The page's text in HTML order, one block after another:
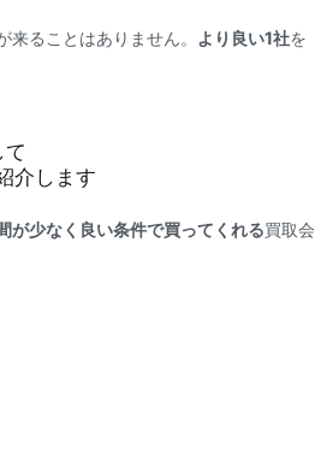
ることはありません。 より良い1社を
介します
が少なく良い条件で買ってくれる買取会